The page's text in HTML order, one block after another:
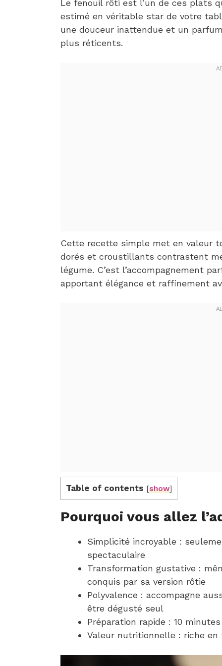
Le fenouil rôti est l’un de ces plats
estimé en véritable star de votre
une douceur inattendue et un
plus réticents.
Cette recette simple met en valeur
dorés et croustillants contrastent
légume. C’est l’accompagnement
apportant élégance et raffinement
Table of contents [show]
Pourquoi vous allez
Simplicité incroyable :
spectaculaire
Transformation gustative :
conquis par sa version rôtie
Polyvalence : accompagne
être dégusté seul
Préparation rapide : 10
Valeur nutritionnelle : riche